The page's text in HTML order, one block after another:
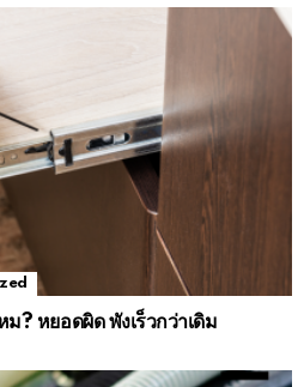
? หยอดผิด พังเร็วกว่าเดิม